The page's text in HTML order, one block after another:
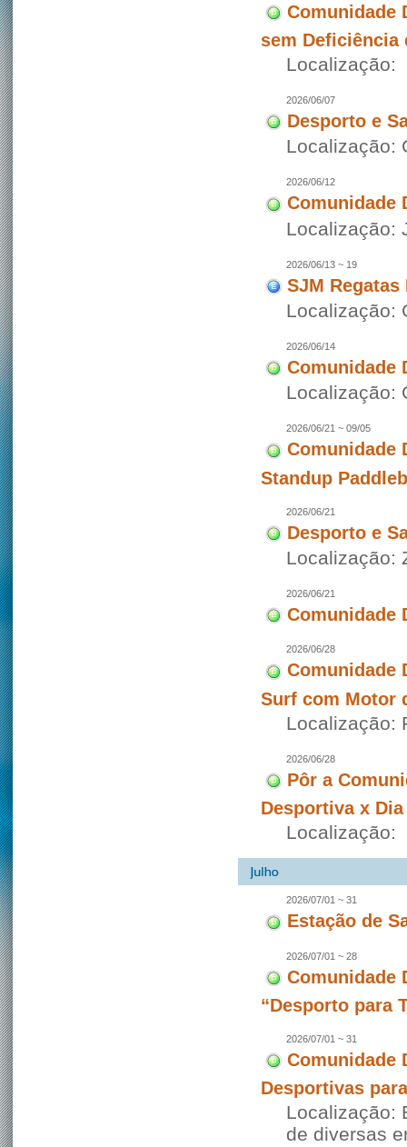
Comunidade
sem Deficiência
Localização:
2026/06/07
Desporto e
Localização:
2026/06/12
Comunidade
Localização:
2026/06/13 ~ 19
SJM
Localização:
2026/06/14
Comunidade
Localização:
2026/06/21 ~ 09/05
Comunidade
Standup
2026/06/21
Desporto e
Localização:
2026/06/21
Comunidade
2026/06/28
Comunidade
Surf com Motor
Localização:
2026/06/28
Pôr a
Desportiva x
Localização:
2026/07/01 ~ 31
Estação de
2026/07/01 ~ 28
Comunidade
“Desporto para
2026/07/01 ~ 31
Comunidade
Desportivas
Localização:
de diversas